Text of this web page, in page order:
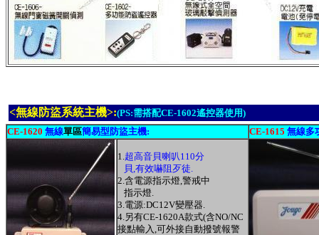
<無線防盜系統主機>:(PS:需搭配CE-1602遙控器使用)
CE-1620 無線單區簡易型防盜主機: CE-1615 無線多
1.超高音貝喇叭110分
貝,有效嚇阻歹徒.
2.含電源指示燈,警戒中
指示燈.
3.電源:DC12V變壓器.
4.另有CE-1620A款式(含NO/NC
接點輸入,可外接自動撥號報警